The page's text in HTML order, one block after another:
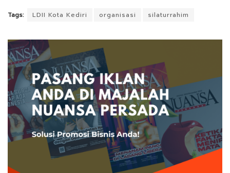
Tags: LDII Kota Kediri organisasi silaturrahim